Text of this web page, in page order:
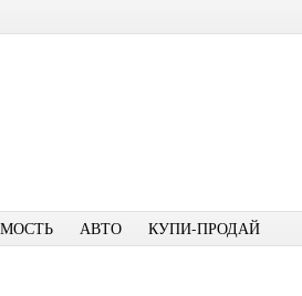
АВТО КУПИ-ПРОДАЙ